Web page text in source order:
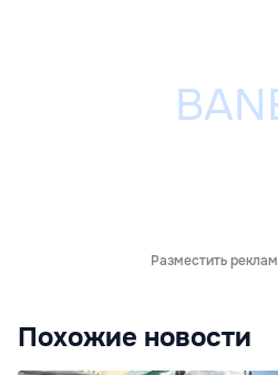
Разместить
Похожие новости